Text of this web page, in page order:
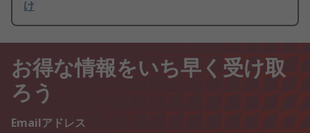
け
お得な情報をいち早く受け取
ろう
Emailアドレス